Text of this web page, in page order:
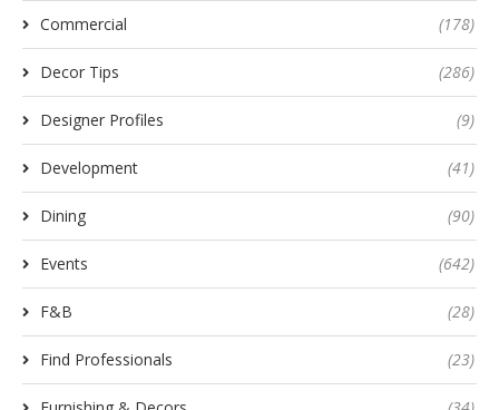
Commercial (178)
Decor Tips (286)
Designer Profiles (9)
Development (41)
Dining (90)
Events (642)
F&B (28)
Find Professionals (23)